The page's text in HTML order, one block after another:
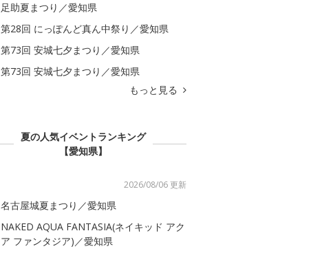
足助夏まつり／愛知県
第28回 にっぽんど真ん中祭り／愛知県
第73回 安城七夕まつり／愛知県
第73回 安城七夕まつり／愛知県
もっと見る
夏の人気イベントランキング
【愛知県】
2026/08/06 更新
名古屋城夏まつり／愛知県
NAKED AQUA FANTASIA(ネイキッド アク
ア ファンタジア)／愛知県